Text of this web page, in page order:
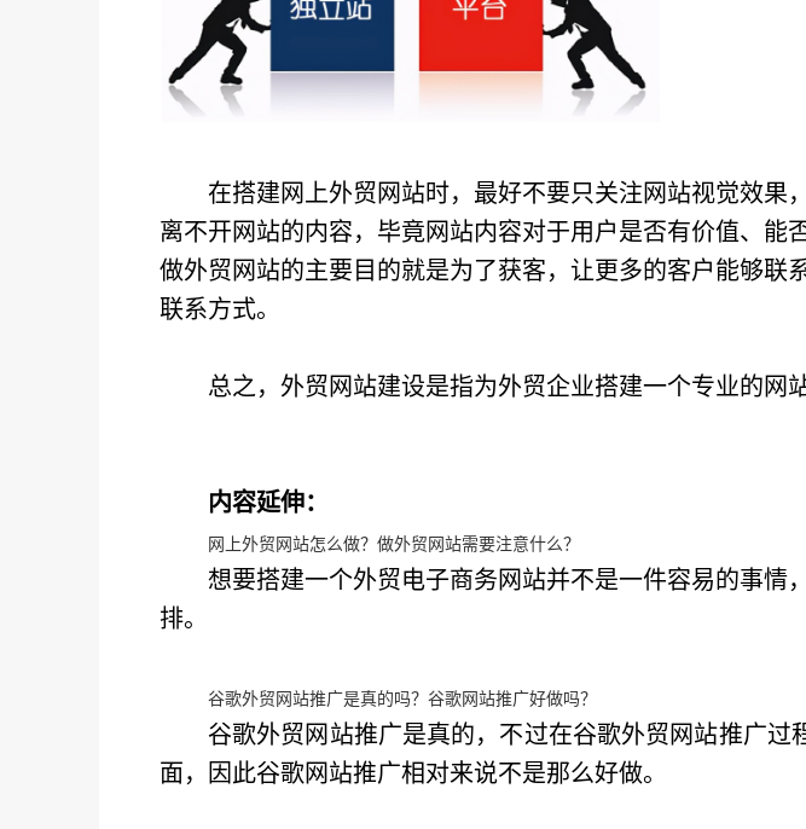
在搭建网上外贸网站时，最好不要只关注网站视觉效
离不开网站的内容，毕竟网站内容对于用户是否有价值、
做外贸网站的主要目的就是为了获客，让更多的客户能够
联系方式。
总之，外贸网站建设是指为外贸企业搭建一个专业的网站
内容延伸：
网上外贸网站怎么做？做外贸网站需要注意什么？
想要搭建一个外贸电子商务网站并不是一件容易的事
排。
谷歌外贸网站推广是真的吗？谷歌网站推广好做吗？
谷歌外贸网站推广是真的，不过在谷歌外贸网站推广
面，因此谷歌网站推广相对来说不是那么好做。